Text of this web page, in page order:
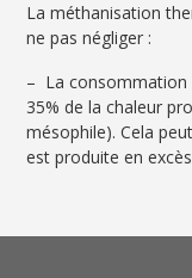
La méthanisation
ne pas négliger :
– La consommation
35% de la chaleur
mésophile). Cela
est produite en